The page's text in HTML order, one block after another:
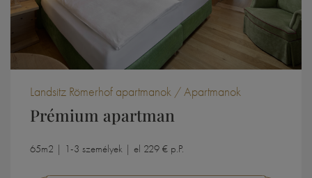
Landsitz Römerhof apartmanok / Apartmanok
Prémium apartman
65m2 | 1-3 személyek | el 229 € p.P.